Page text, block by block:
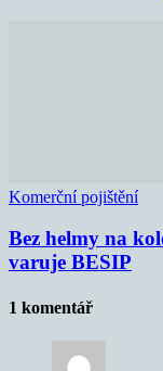
Komerční pojištění
Bez helmy na
varuje BESIP
1 komentář